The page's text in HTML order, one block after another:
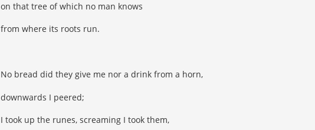
on that tree of which no man knows
from where its roots run.
No bread did they give me nor a drink from a horn,
downwards I peered;
I took up the runes, screaming I took them,